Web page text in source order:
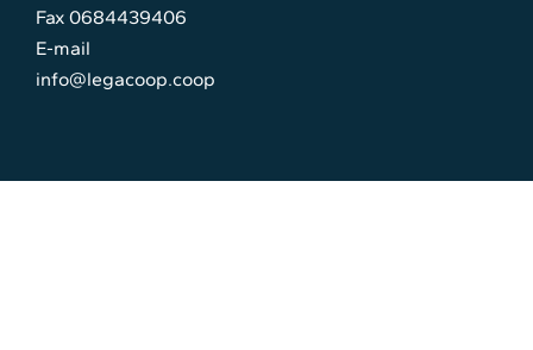
Fax 0684439406
E-mail
info@legacoop.coop